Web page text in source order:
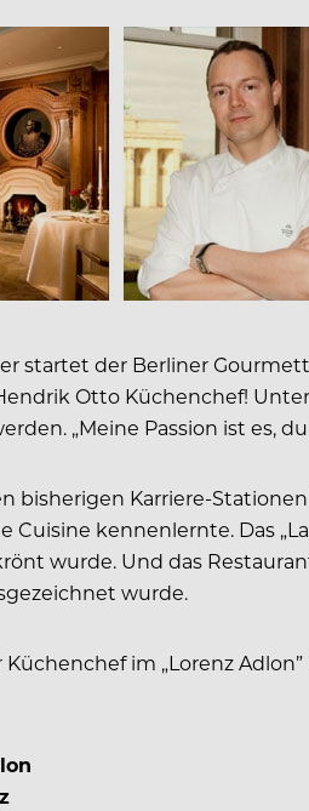
startet der Berliner
Otto Küchenchef!
„Meine Passion ist es,
bisherigen Karriere-
Cuisine kennenlernte. Das
wurde. Und das
wurde.
im „Lorenz